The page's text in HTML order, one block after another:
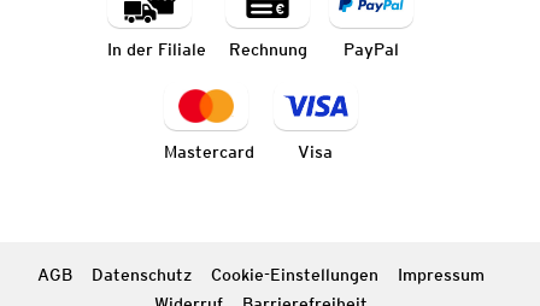
In der Filiale Rechnung PayPal
Mastercard Visa
AGB Datenschutz Cookie-Einstellungen
Impressum